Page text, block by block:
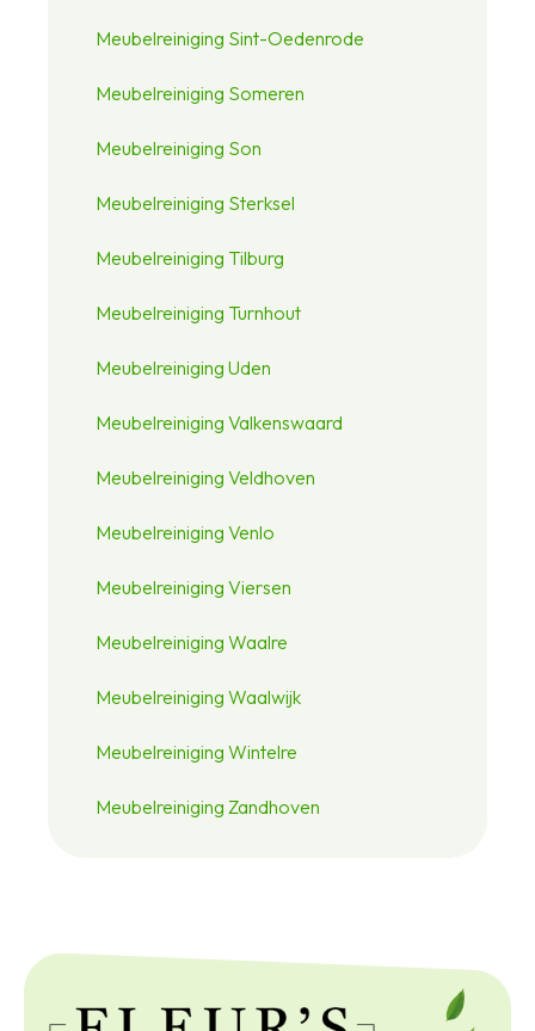
Meubelreiniging Sint-Oedenrode
Meubelreiniging Someren
Meubelreiniging Son
Meubelreiniging Sterksel
Meubelreiniging Tilburg
Meubelreiniging Turnhout
Meubelreiniging Uden
Meubelreiniging Valkenswaard
Meubelreiniging Veldhoven
Meubelreiniging Venlo
Meubelreiniging Viersen
Meubelreiniging Waalre
Meubelreiniging Waalwijk
Meubelreiniging Wintelre
Meubelreiniging Zandhoven